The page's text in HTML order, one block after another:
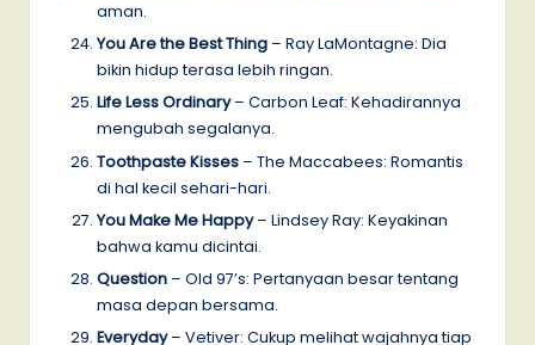
aman.
You Are the Best Thing – Ray LaMontagne: Dia
bikin hidup terasa lebih ringan.
Life Less Ordinary– Carbon Leaf: Kehadirannya
mengubah segalanya.
Toothpaste Kisses – The Maccabees: Romantis
di hal kecil sehari-hari.
You Make Me Happy– Lindsey Ray: Keyakinan
bahwa kamu dicintai.
Question – Old 97’s: Pertanyaan besar tentang
masa depan bersama.
Everyday– Vetiver: Cukup melihat wajahnya tiap